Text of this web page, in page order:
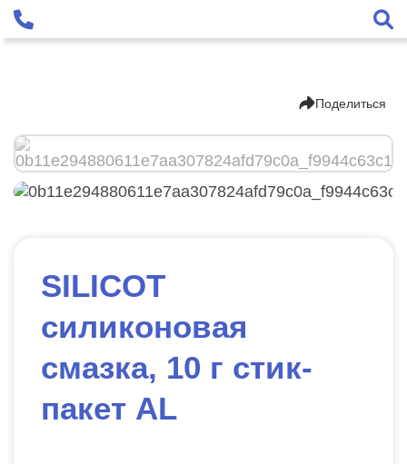
Поделиться
SILICOT
силиконовая
смазка, 10 г стик-
пакет AL